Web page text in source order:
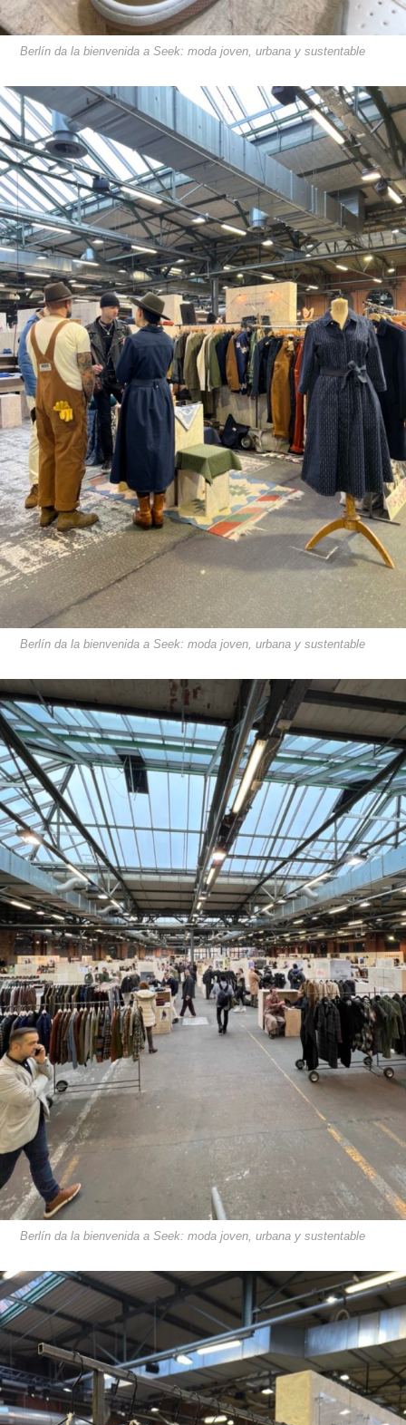
Berlín da la bienvenida a Seek: moda joven, urbana y sustentable
Berlín da la bienvenida a Seek: moda joven, urbana y sustentable
Berlín da la bienvenida a Seek: moda joven, urbana y sustentable